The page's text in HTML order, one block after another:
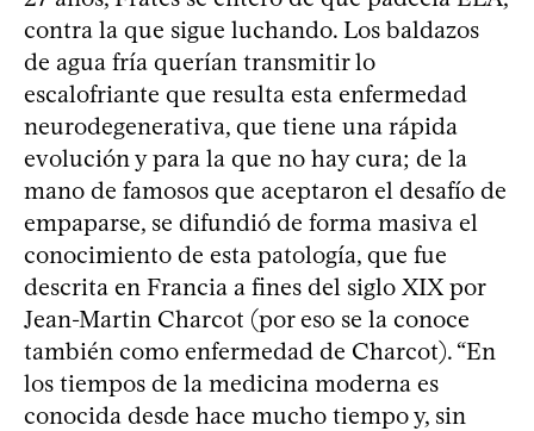
contra la que sigue luchando. Los baldazos
de agua fría querían transmitir lo
escalofriante que resulta esta enfermedad
neurodegenerativa, que tiene una rápida
evolución y para la que no hay cura; de la
mano de famosos que aceptaron el desafío de
empaparse, se difundió de forma masiva el
conocimiento de esta patología, que fue
descrita en Francia a fines del siglo XIX por
Jean-Martin Charcot (por eso se la conoce
también como enfermedad de Charcot). “En
los tiempos de la medicina moderna es
conocida desde hace mucho tiempo y, sin